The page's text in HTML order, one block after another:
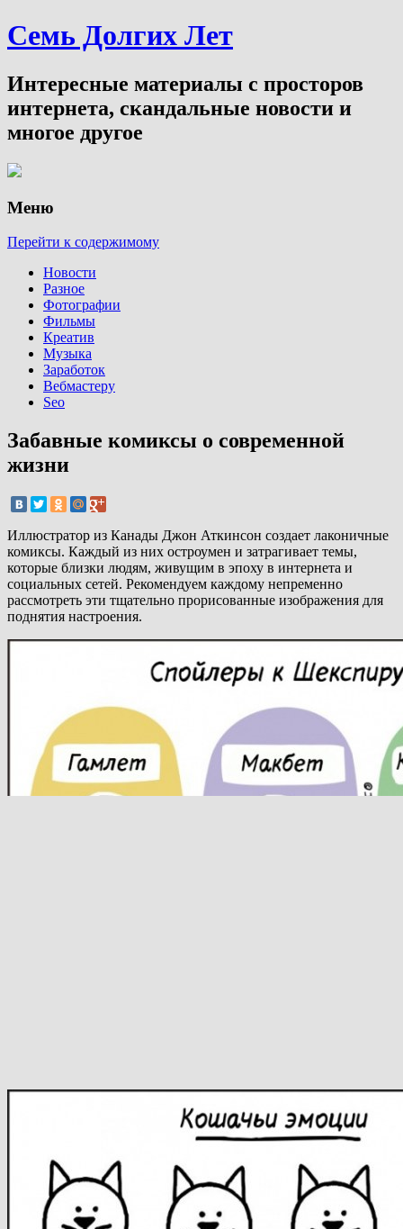
Семь Долгих Лет
Интересные материалы с просторов
интернета, скандальные новости и
многое другое
Меню
Перейти к содержимому
Новости
Разное
Фотографии
Фильмы
Креатив
Музыка
Заработок
Вебмастеру
Seo
Забавные комиксы о современной
жизни
Иллюстратор из Канады Джон Аткинсон создает лаконичные
комиксы. Каждый из них остроумен и затрагивает темы,
которые близки людям, живущим в эпоху в интернета и
социальных сетей. Рекомендуем каждому непременно
рассмотреть эти тщательно прорисованные изображения для
поднятия настроения.